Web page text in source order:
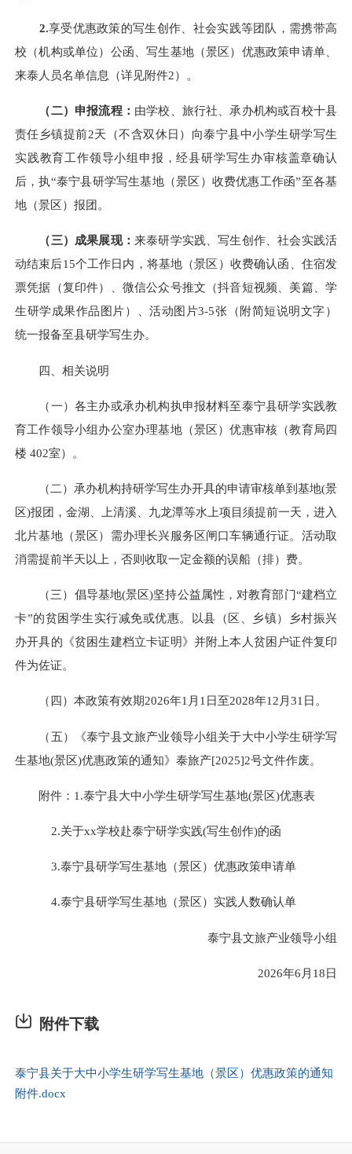
2.享受优惠政策的写生创作、社会实践等团队，需携带高
校（机构或单位）公函、写生基地（景区）优惠政策申请单、
来泰人员名单信息（详见附件2）。
（二） 申报流程： 由学校、旅行社、承办机构或百校十县
责任乡镇提前2天（不含双休日）向泰宁县中小学生研学写生
实践教育工作领导小组申报，经县研学写生办审核盖章确认
后，执“泰宁县研学写生基地（景区）收费优惠工作函”至各基
地（景区）报团。
（三） 成果展现： 来泰研学实践、写生创作、社会实践活
动结束后15个工作日内，将基地（景区）收费确认函、住宿发
票凭据（复印件）、微信公众号推文（抖音短视频、美篇、学
生研学成果作品图片）、活动图片3-5张（附简短说明文字）
统一报备至县研学写生办。
四、相关说明
（一）各主办或承办机构执申报材料至泰宁县研学实践教
育工作领导小组办公室办理基地（景区）优惠审核（教育局四
楼 402室）。
（二）承办机构持研学写生办开具的申请审核单到基地(景
区)报团，金湖、上清溪、九龙潭等水上项目须提前一天，进入
北片基地（景区）需办理长兴服务区闸口车辆通行证。活动取
消需提前半天以上，否则收取一定金额的误船（排）费。
（三）倡导基地(景区)坚持公益属性，对教育部门“建档立
卡”的贫困学生实行减免或优惠。以县（区、乡镇）乡村振兴
办开具的《贫困生建档立卡证明》并附上本人贫困户证件复印
件为佐证。
（四）本政策有效期2026年1月1日至2028年12月31日。
（五）《泰宁县文旅产业领导小组关于大中小学生研学写
生基地(景区)优惠政策的通知》泰旅产[2025]2号文件作废。
附件：1.泰宁县大中小学生研学写生基地(景区)优惠表
2.关于xx学校赴泰宁研学实践(写生创作)的函
3.泰宁县研学写生基地（景区）优惠政策申请单
4.泰宁县研学写生基地（景区）实践人数确认单
泰宁县文旅产业领导小组
2026年6月18日
附件下载
泰宁县关于大中小学生研学写生基地（景区）优惠政策的通知
附件.docx